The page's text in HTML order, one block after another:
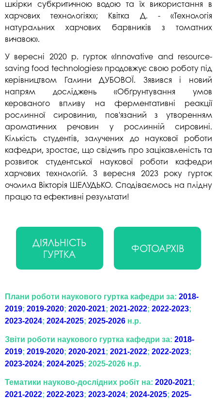
шкірки субкритичною водою та їх використання в
харчових технологіях»; Квітка Д. - «Технологія
натуральних харчових барвників з томатних
вичавок».
У вересні 2020 р. гурток «Innovative and resource-
saving food technologies» продовжує свою роботу під
керівництвом Галини ДУБОВОЇ. Зявився і новий
напрям досліджень «Обґрунтування умов
керованого впливу на ферментативні реакції
рослинної сировини», пов'язаний з утворенням
ароматичних речовин у рослинній сировині.
Кількість студентів, залучених до наукової роботи
кафедри, зростає, що свідчить про зацікавленість та
розвиток студентської наукової роботи кафедри
харчових технологій. З вересня 2023 року гурток
очолила Вікторія ШЕЛУДЬКО. Сподіваємось на плідну
працю та ефективні результати!
ДІЯЛЬНІСТЬ
ГУРТКА
ФОТОАРХІВ
Плани роботи наукового гуртка кафедри за: 2018-
2019; 2019-2020; 2020-2021; 2021-2022; 2022-2023;
2023-2024; 2024-2025; 2025-2026 н.р.
Звіти роботи наукового гуртка кафедри за: 2018-
2019; 2019-2020; 2020-2021; 2021-2022; 2022-2023;
2023-2024; 2024-2025; 2025-2026 н.р.
Тематики науково-дослідних робіт на: 2020-2021;
2021-2022; 2022-2023; 2023-2024; 2024-2025; 2025-